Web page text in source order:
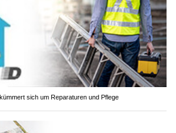
sich um Reparaturen und Pflege